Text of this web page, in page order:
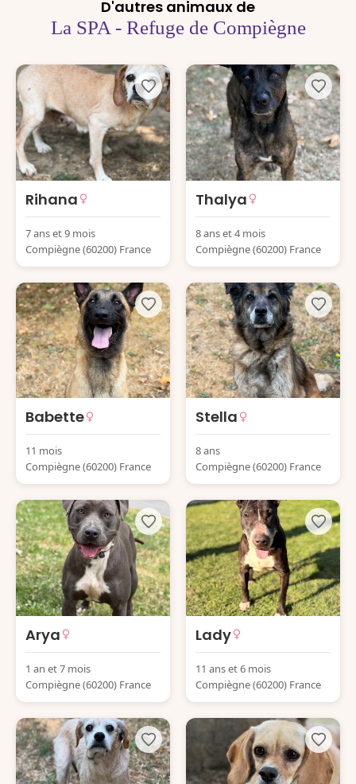
D'autres animaux de
La SPA - Refuge de Compiègne
Rihana
7 ans et 9 mois
Compiègne (60200) France
Thalya
8 ans et 4 mois
Compiègne (60200) France
Babette
11 mois
Compiègne (60200) France
Stella
8 ans
Compiègne (60200) France
Arya
1 an et 7 mois
Compiègne (60200) France
Lady
11 ans et 6 mois
Compiègne (60200) France